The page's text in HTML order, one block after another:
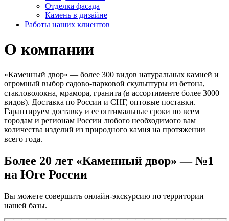
Отделка фасада
Камень в дизайне
Работы наших клиентов
О компании
«Каменный двор» — более 300 видов натуральных камней и
огромный выбор садово-парковой скульптуры из бетона,
стакловолокна, мрамора, гранита (в ассортименте более 3000
видов). Доставка по России и СНГ, оптовые поставки.
Гарантируем доставку и ее оптимальные сроки по всем
городам и регионам России любого необходимого вам
количества изделий из природного камня на протяжении
всего года.
Более 20 лет «Каменный двор» — №1
на Юге России
Вы можете совершить онлайн-экскурсию по территории
нашей базы.